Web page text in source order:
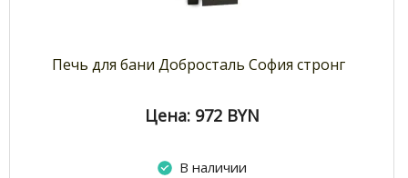
Печь для бани Добросталь София стронг
Цена: 972 BYN
В наличии